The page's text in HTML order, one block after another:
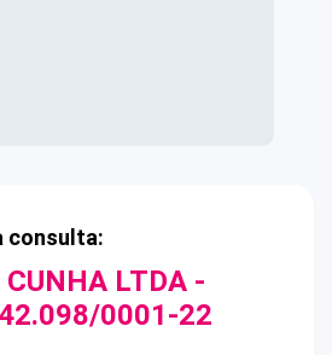
consulta:
LTDA -
0001-22